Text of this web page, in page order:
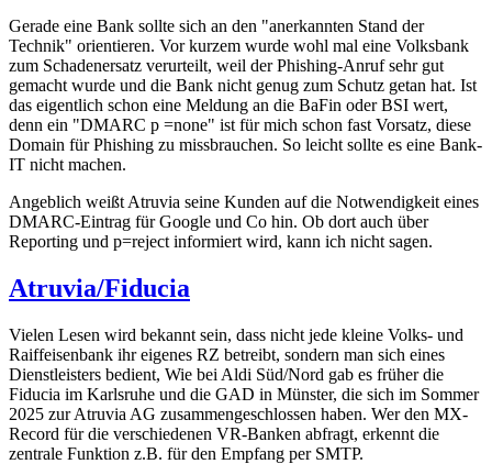
Gerade eine Bank sollte sich an den "anerkannten Stand der
Technik" orientieren. Vor kurzem wurde wohl mal eine Volksbank
zum Schadenersatz verurteilt, weil der Phishing-Anruf sehr gut
gemacht wurde und die Bank nicht genug zum Schutz getan hat. Ist
das eigentlich schon eine Meldung an die BaFin oder BSI wert,
denn ein "DMARC p =none" ist für mich schon fast Vorsatz, diese
Domain für Phishing zu missbrauchen. So leicht sollte es eine Bank-
IT nicht machen.
Angeblich weißt Atruvia seine Kunden auf die Notwendigkeit eines
DMARC-Eintrag für Google und Co hin. Ob dort auch über
Reporting und p=reject informiert wird, kann ich nicht sagen.
Atruvia/Fiducia
Vielen Lesen wird bekannt sein, dass nicht jede kleine Volks- und
Raiffeisenbank ihr eigenes RZ betreibt, sondern man sich eines
Dienstleisters bedient, Wie bei Aldi Süd/Nord gab es früher die
Fiducia im Karlsruhe und die GAD in Münster, die sich im Sommer
2025 zur Atruvia AG zusammengeschlossen haben. Wer den MX-
Record für die verschiedenen VR-Banken abfragt, erkennt die
zentrale Funktion z.B. für den Empfang per SMTP.